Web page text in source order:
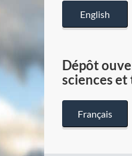
English
Dépôt
sciences
Français